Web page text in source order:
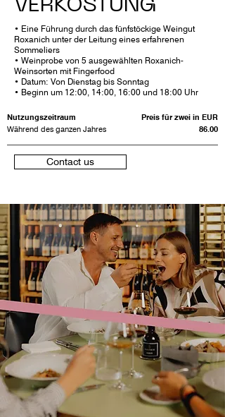
VERKOSTUNG
• Eine Führung durch das fünfstöckige Weingut
Roxanich unter der Leitung eines erfahrenen
Sommeliers
• Weinprobe von 5 ausgewählten Roxanich-
Weinsorten mit Fingerfood
• Datum: Von Dienstag bis Sonntag
• Beginn um 12:00, 14:00, 16:00 und 18:00 Uhr
Preis für zwei in EUR
86.00
Nutzungszeitraum
Während des ganzen Jahres
Contact us